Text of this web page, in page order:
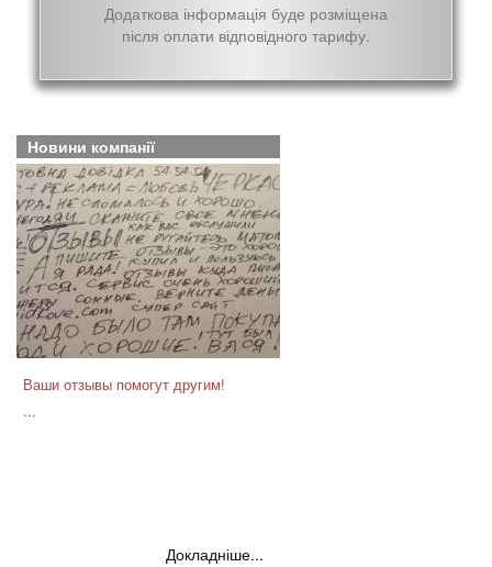
Додаткова інформація буде розміщена
після оплати відповідного тарифу.
Новини компанії
Ваши отзывы помогут другим!
...
Докладніше...